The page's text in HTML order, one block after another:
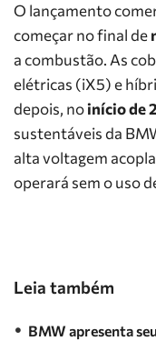
O lançamento
começar no final de
a combustão. As
elétricas (iX5) e
depois, noinício de
sustentáveis da
alta voltagem
operará sem o uso
Leia também
BMW apresenta